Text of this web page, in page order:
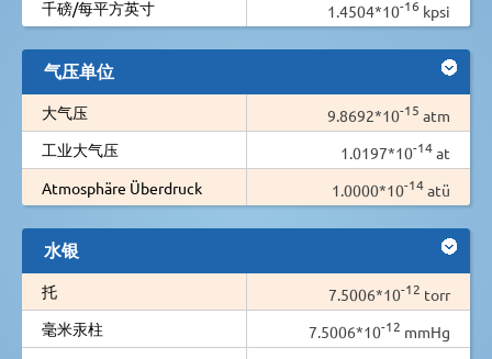
千磅/每平方英寸 1.4504*10-16 kpsi
气压单位
大气压 9.8692*10-15 atm
工业大气压
1.0197*10-14at
Atmosphäre Überdruck
1.0000*10-14atü
水银
托 7.5006*10-12 torr
毫米汞柱
7.5006*10-12 mmHg